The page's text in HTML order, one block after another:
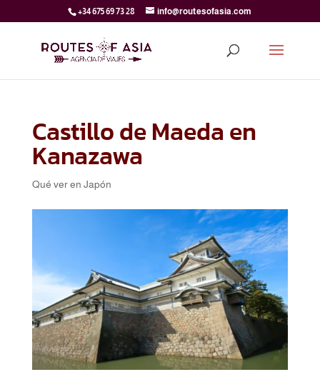
+34 675 69 73 28 info@routesofasia.com
Castillo de Maeda en
Kanazawa
Qué ver en Japón